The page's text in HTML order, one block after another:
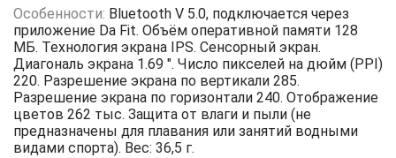
Особенности: Bluetooth V 5.0, подключается через
приложение Da Fit. Объём оперативной памяти 128
МБ. Технология экрана IPS. Сенсорный экран.
Диагональ экрана 1.69 ". Число пикселей на дюйм (PPI)
220. Разрешение экрана по вертикали 285.
Разрешение экрана по горизонтали 240. Отображение
цветов 262 тыс. Защита от влаги и пыли (не
предназначены для плавания или занятий водными
видами спорта). Вес: 36,5 г.